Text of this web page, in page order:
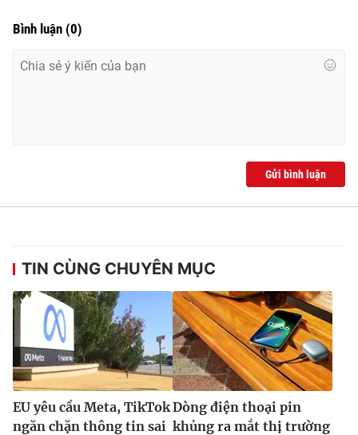
Bình luận (0)
Gửi bình luận
TIN CÙNG CHUYÊN MỤC
EU yêu cầu Meta, TikTok
ngăn chặn thông tin sai
Dòng điện thoại pin
khủng ra mắt thị trường